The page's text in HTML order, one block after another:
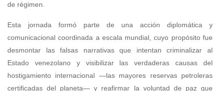
de régimen.
Esta jornada formó parte de una acción diplomática y
comunicacional coordinada a escala mundial, cuyo propósito fue
desmontar las falsas narrativas que intentan criminalizar al
Estado venezolano y visibilizar las verdaderas causas del
hostigamiento internacional —las mayores reservas petroleras
certificadas del planeta— y reafirmar la voluntad de paz que